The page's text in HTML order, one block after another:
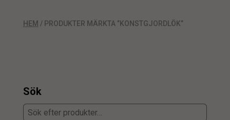
HEM / PRODUKTER MÄRKTA ”KONSTGJORDLÖK”
Sök